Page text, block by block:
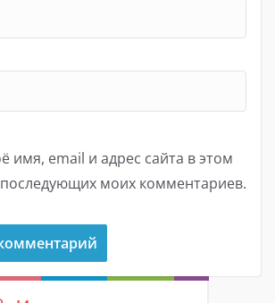
имя, email и адрес сайта в этом
моих комментариев.